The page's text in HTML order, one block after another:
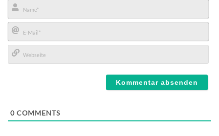
Name*
E-
Mail*
0 COMMENTS